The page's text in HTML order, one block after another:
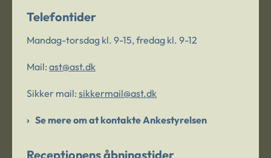
Telefontider
Mandag-torsdag kl. 9-15, fredag kl. 9-12
Mail: ast@ast.dk
Sikker mail: sikkermail@ast.dk
Se mere om at kontakte Ankestyrelsen
Receptionens åbningstider